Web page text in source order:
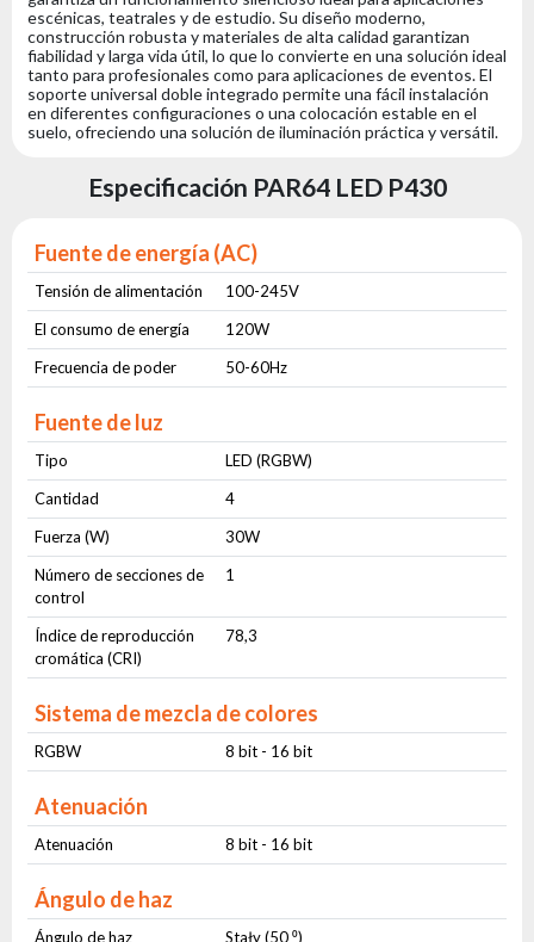
escénicas, teatrales y de estudio. Su diseño moderno,
construcción robusta y materiales de alta calidad garantizan
fiabilidad y larga vida útil, lo que lo convierte en una solución ideal
tanto para profesionales como para aplicaciones de eventos. El
soporte universal doble integrado permite una fácil instalación
en diferentes configuraciones o una colocación estable en el
suelo, ofreciendo una solución de iluminación práctica y versátil.
Especificación PAR64 LED P430
Fuente de energía (AC)
Tensión de alimentación
100-245V
El consumo de energía
120W
Frecuencia de poder
50-60Hz
Fuente de luz
Tipo
LED (RGBW)
Cantidad
4
Fuerza (W)
30W
Número de secciones de
control
1
Índice de reproducción
cromática (CRI)
78,3
Sistema de mezcla de colores
RGBW 8 bit - 16 bit
Atenuación
Atenuación 8 bit - 16 bit
Ángulo de haz
Ángulo de haz Stały (50 ⁰)